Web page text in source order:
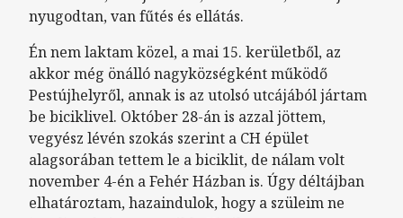
nyugodtan, van fűtés és ellátás.
Én nem laktam közel, a mai 15. kerületből, az
akkor még önálló nagyközségként működő
Pestújhelyről, annak is az utolsó utcájából jártam
be biciklivel. Október 28-án is azzal jöttem,
vegyész lévén szokás szerint a CH épület
alagsorában tettem le a biciklit, de nálam volt
november 4-én a Fehér Házban is. Úgy déltájban
elhatároztam, hazaindulok, hogy a szüleim ne